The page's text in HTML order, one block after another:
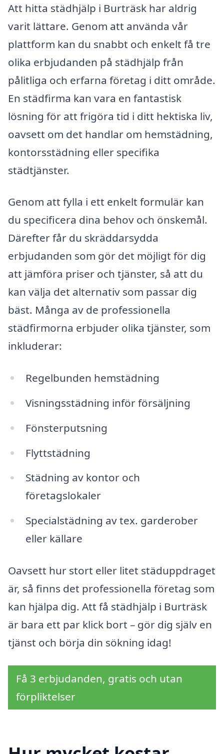
Att hitta städhjälp i Burträsk har aldrig
varit lättare. Genom att använda vår
plattform kan du snabbt och enkelt få tre
olika erbjudanden på städhjälp från
pålitliga och erfarna företag i ditt område.
En städfirma kan vara en fantastisk
lösning för att frigöra tid i ditt hektiska liv,
oavsett om det handlar om hemstädning,
kontorsstädning eller specifika
städtjänster.
Genom att fylla i ett enkelt formulär kan
du specificera dina behov och önskemål.
Därefter får du skräddarsydda
erbjudanden som gör det möjligt för dig
att jämföra priser och tjänster, så att du
kan välja det alternativ som passar dig
bäst. Många av de professionella
städfirmorna erbjuder olika tjänster, som
inkluderar:
Regelbunden hemstädning
Visningsstädning inför försäljning
Fönsterputsning
Flyttstädning
Städning av kontor och
företagslokaler
Specialstädning av tex. garderober
eller källare
Oavsett hur stort eller litet städuppdraget
är, så finns det professionella företag som
kan hjälpa dig. Att få städhjälp i Burträsk
är bara ett par klick bort – gör dig själv en
tjänst och börja din sökning idag!
Få 3 erbjudanden, gratis och utan
förpliktelser